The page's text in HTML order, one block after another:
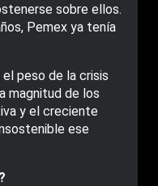
sobre ellos.
Pemex ya tenía
peso de la crisis
magnitud de los
y el creciente
ese